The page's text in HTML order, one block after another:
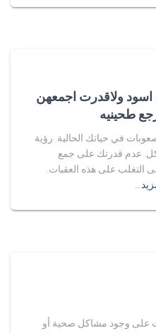
ولاقدرت اجمعهن
طحينيه
في حياتك الحالية. رؤية
عدم قدرتك على جمع
التغلب على هذه العقبات.
على وجود مشاكل صحية أو